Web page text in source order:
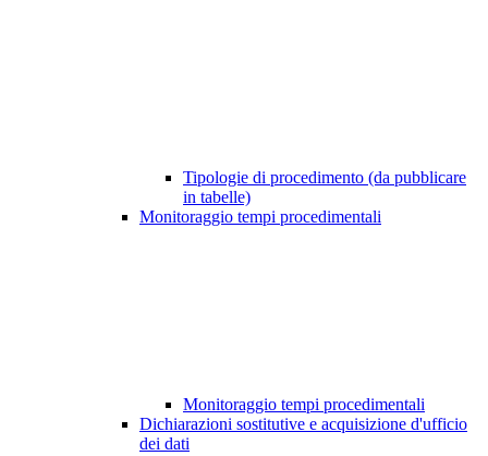
Tipologie di procedimento (da pubblicare
in tabelle)
Monitoraggio tempi procedimentali
Monitoraggio tempi procedimentali
Dichiarazioni sostitutive e acquisizione d'ufficio
dei dati